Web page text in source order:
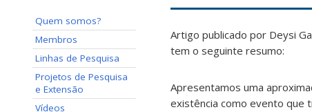
Quem somos?
Membros
Linhas de Pesquisa
Projetos de Pesquisa
e Extensão
Vídeos
Artigo publicado por Deysi
tem o seguinte resumo:
Apresentamos uma
existência como evento que